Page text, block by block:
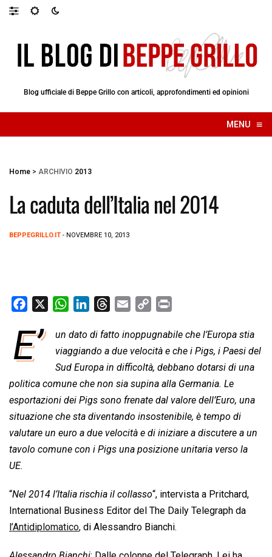
Blog ufficiale di Beppe Grillo con articoli, approfondimenti ed opinioni
MENU ≡
☰
Home > ARCHIVIO 2013
La caduta dell’Italia nel 2014
BEPPEGRILLO.IT - NOVEMBRE 10, 2013
c
e
o
o
k
W
a
t
s
A
p
p
n
k
e
d
I
n
r
e
a
d
s
a
i
l
p
y
L
i
n
k
i
n
t
E’
un dato di fatto inoppugnabile che l’Europa stia
viaggiando a due velocità e che i Pigs, i Paesi del
Sud Europa in difficoltà, debbano dotarsi di una
politica comune che non sia supina alla Germania. Le
esportazioni dei Pigs sono frenate dal valore dell’Euro, una
situazione che sta diventando insostenibile, è tempo di
valutare un euro a due velocità e di iniziare a discutere a un
tavolo comune con i Pigs una posizione unitaria verso la
UE.
“Nel 2014 l’Italia rischia il collasso“, intervista a Pritchard,
International Business Editor del The Daily Telegraph da
l’Antidiplomatico, di Alessandro Bianchi.